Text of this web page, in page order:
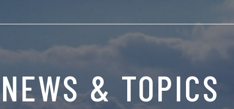
NEWS & TOPICS